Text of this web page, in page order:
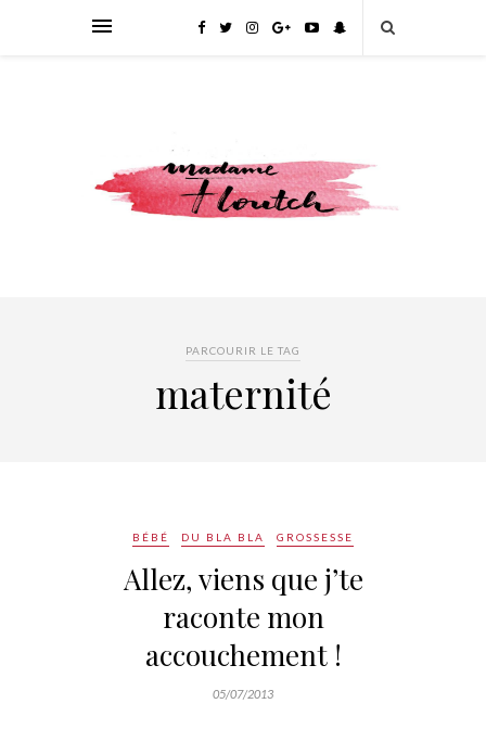
PARCOURIR LE TAG
maternité
BÉBÉ DU BLA BLA GROSSESSE
Allez, viens que j’te
raconte mon
accouchement !
05/07/2013